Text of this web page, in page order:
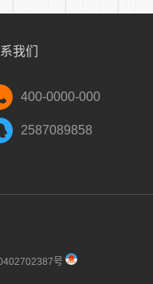
进行会
免冠彩色证件照。报
证明(或者提供符合公
铜陵市电影发行放映
招聘劳务派遣人员诚信
能力的材料须一并提供。
内上传。
纳面试报名费。
我们
400-0000-000
2587089858
号